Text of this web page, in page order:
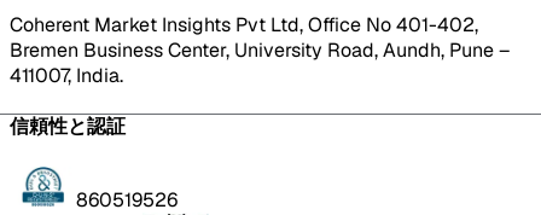
Coherent Market Insights Pvt Ltd, Office No 401-402,
Bremen Business Center, University Road, Aundh, Pune –
411007, India.
信頼性と認証
860519526